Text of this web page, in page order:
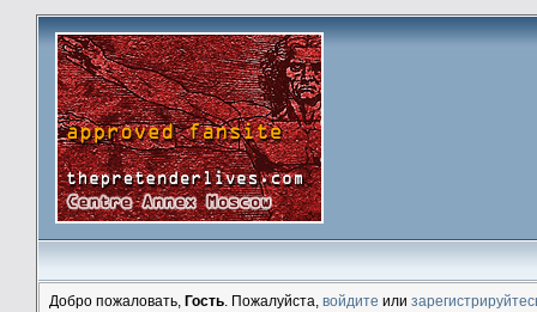
Добро пожаловать, Гость . Пожалуйста, войдите или